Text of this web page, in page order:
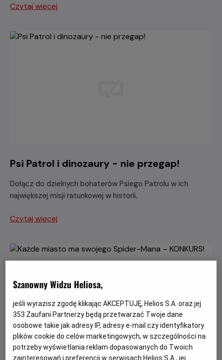
Czytaj więcej
Psi Patrol i dinozaury - nie przegap!
Dołącz do dzielnych bohaterów Psiego Patrolu w ich
największej misji ratunkowej w historii.
Czytaj więcej
Szanowny Widzu Heliosa,
jeśli wyrazisz zgodę klikając AKCEPTUJĘ, Helios S.A. oraz jej
353 Zaufani Partnerzy będą przetwarzać Twoje dane
osobowe takie jak adresy IP, adresy e-mail czy identyfikatory
plików cookie do celów marketingowych, w szczególności na
potrzeby wyświetlania reklam dopasowanych do Twoich
zainteresowań i preferencji w serwisach Helios S.A., jej